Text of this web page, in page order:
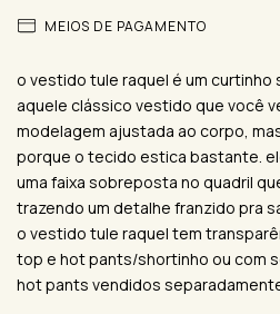
MEIOS DE PAGAMENTO
o vestido tule raquel é um
aquele clássico vestido que você
modelagem ajustada ao corpo,
porque o tecido estica bastante.
uma faixa sobreposta no quadril
trazendo um detalhe franzido pra
o vestido tule raquel tem
top e hot pants/shortinho ou com
hot pants vendidos